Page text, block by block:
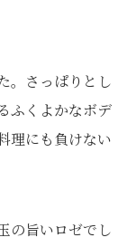
。さっぱりとし
ふくよかなボデ
理にも負けない
の旨いロゼでし